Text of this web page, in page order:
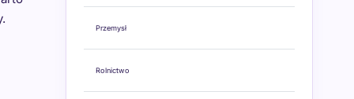
Przemysł
Rolnictwo